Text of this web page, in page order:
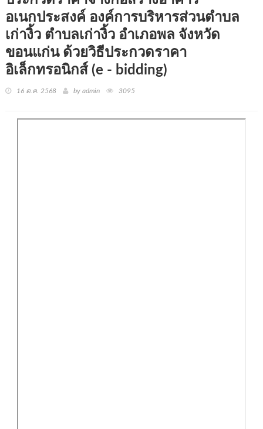
อเนกประสงค์ องค์การบริหารส่วนตำบล
เก่างิ้ว ตำบลเก่างิ้ว อำเภอพล จังหวัด
ขอนแก่น ด้วยวิธีประกวดราคา
อิเล็กทรอนิกส์ (e - bidding)
16 ต.ค. 2568 by admin 3095